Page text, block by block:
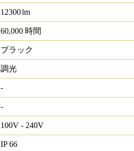
12300lm
60,000 時間
ブラック
調光
-
-
100V - 240V
IP 66